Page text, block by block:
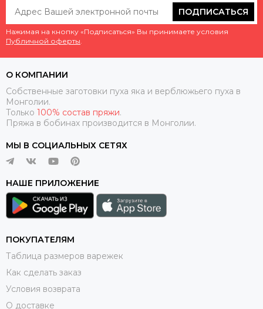
ПОДПИСАТЬСЯ
Нажимая на кнопку «Подписаться» Вы принимаете условия
Публичной оферты.
О КОМПАНИИ
Собственные заготовки пуха яка и верблюжьего пуха в
Монголии.
Только 100% состав пряжи.
Пряжа в бобинах производится в Монголии.
МЫ В СОЦИАЛЬНЫХ СЕТЯХ
НАШЕ ПРИЛОЖЕНИЕ
ПОКУПАТЕЛЯМ
Таблица размеров варежек
Как сделать заказ
Условия возврата
О доставке